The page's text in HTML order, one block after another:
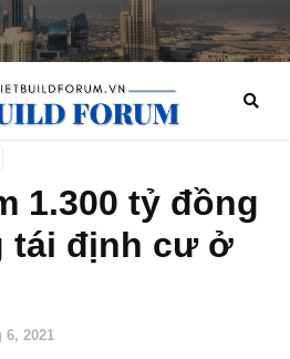
1.300 tỷ đồng
tái định cư ở
6, 2021